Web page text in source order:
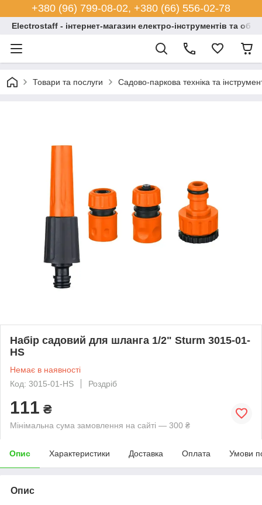
+380 (96) 799-08-02, +380 (66) 556-02-78
Electrostaff - інтернет-магазин електро-інструментів та
Товари та послуги Садово-паркова техніка та
Набір садовий для шланга 1/2" Sturm 3015-01-
HS
Немає в наявності
Код: 3015-01-HS
Роздріб
111 ₴
Мінімальна сума замовлення на сайті — 300 ₴
Опис Характеристики Доставка Оплата Умови
Опис